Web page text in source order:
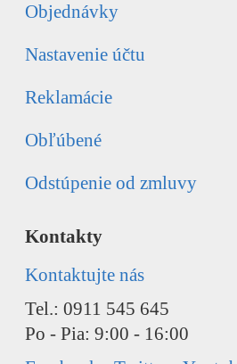
Objednávky
Nastavenie účtu
Reklamácie
Obľúbené
Odstúpenie od zmluvy
Kontakty
Kontaktujte nás
Tel.: 0911 545 645
Po - Pia: 9:00 - 16:00